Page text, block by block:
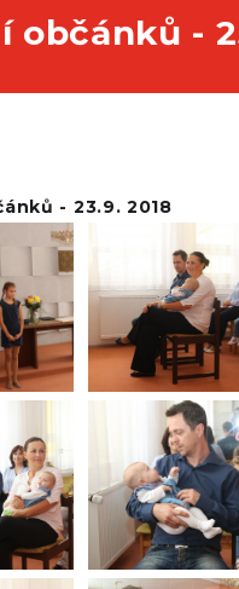
občánků -
- 23.9. 2018